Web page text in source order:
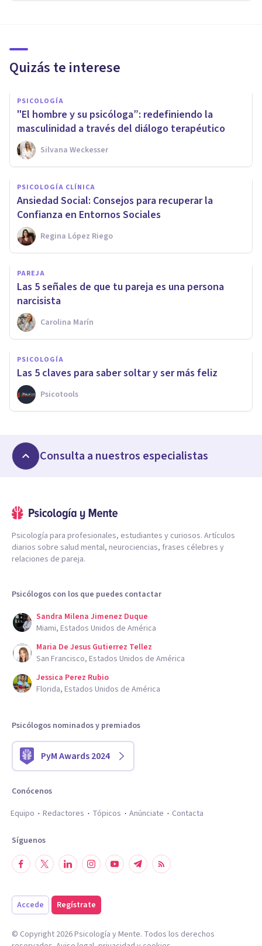
Quizás te interese
PSICOLOGÍA
"El hombre y su psicóloga”: redefiniendo la
masculinidad a través del diálogo terapéutico
Silvana Weckesser
PSICOLOGÍA CLÍNICA
Ansiedad Social: Consejos para recuperar la
Confianza en Entornos Sociales
Regina López Riego
PAREJA
Las 5 señales de que tu pareja es una persona
narcisista
Carolina Marín
PSICOLOGÍA
Las 5 claves para saber soltar y ser más feliz
Psicotools
Consulta a nuestros especialistas
Psicología para profesionales, estudiantes y curiosos. Artículos
diarios sobre salud mental, neurociencias, frases célebres y
relaciones de pareja.
Psicólogos con los que puedes contactar
Sandra Milena Jimenez Duque
Miami, Estados Unidos de América
Maria De Jesus Gutierrez Tellez
San Francisco, Estados Unidos de América
Jessica Perez Rubio
Florida, Estados Unidos de América
Psicólogos nominados y premiados
PyM Awards 2024
Conócenos
Equipo
Redactores Tópicos Anúnciate Contacta
Síguenos
Accede Regístrate
© Copyright 2026Psicología y Mente. Todos los derechos